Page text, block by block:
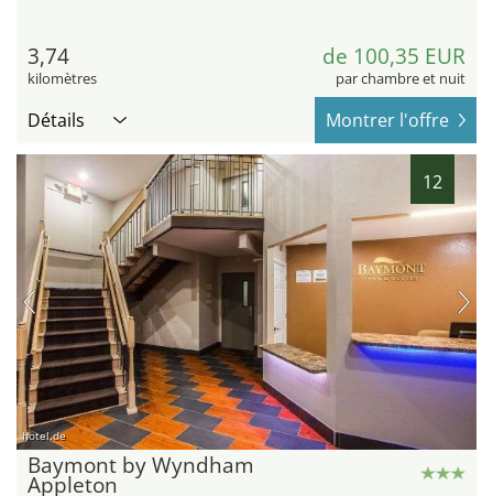
3,74
kilomètres
de 100,35 EUR
par chambre et nuit
Détails Montrer l'offre
12
hotel.de
Baymont by Wyndham
Appleton